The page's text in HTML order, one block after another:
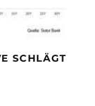
SCHLÄGT